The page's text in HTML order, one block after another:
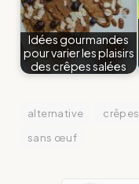
Idées gourmandes
pour varier les plaisirs
des crêpes salées
alternative crêpes
sans œuf